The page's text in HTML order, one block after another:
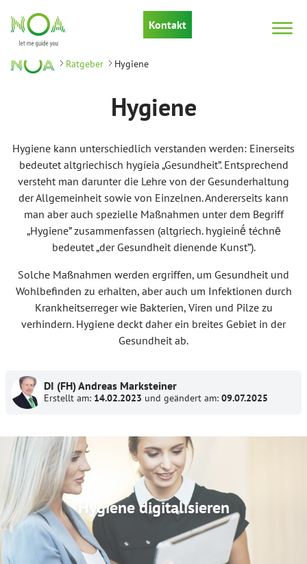
Kontakt
Ratgeber Hygiene
Hygiene
Hygiene kann unterschiedlich verstanden werden: Einerseits
bedeutet altgriechisch hygíeia „Gesundheit”. Entsprechend
versteht man darunter die Lehre von der Gesunderhaltung
der Allgemeinheit sowie von Einzelnen. Andererseits kann
man aber auch spezielle Maßnahmen unter dem Begriff
„Hygiene” zusammenfassen (altgriech. hygieinḗ téchnē
bedeutet „der Gesundheit dienende Kunst”).
Solche Maßnahmen werden ergriffen, um Gesundheit und
Wohlbefinden zu erhalten, aber auch um Infektionen durch
Krankheitserreger wie Bakterien, Viren und Pilze zu
verhindern. Hygiene deckt daher ein breites Gebiet in der
Gesundheit ab.
DI (FH) Andreas Marksteiner
Erstellt am: 14.02.2023 und geändert am: 09.07.2025
Hygiene digitalisieren